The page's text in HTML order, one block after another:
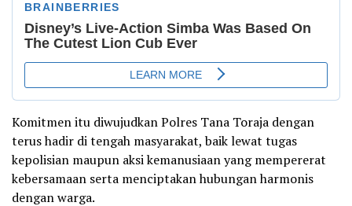
Komitmen itu diwujudkan Polres Tana Toraja dengan
terus hadir di tengah masyarakat, baik lewat tugas
kepolisian maupun aksi kemanusiaan yang mempererat
kebersamaan serta menciptakan hubungan harmonis
dengan warga.